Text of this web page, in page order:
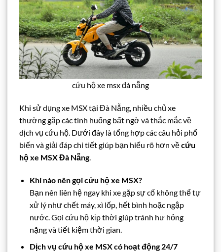
cứu hộ xe msx đà nẵng
Khi sử dụng xe MSX tại Đà Nẵng, nhiều chủ xe
thường gặp các tình huống bất ngờ và thắc mắc về
dịch vụ cứu hộ. Dưới đây là tổng hợp các câu hỏi phổ
biến và giải đáp chi tiết giúp bạn hiểu rõ hơn vềcứu
hộ xe MSX Đà Nẵng.
Khi nào nên gọi cứu hộ xe MSX?
Bạn nên liên hệ ngay khi xe gặp sự cố không thể tự
xử lý như chết máy, xì lốp, hết bình hoặc ngập
nước. Gọi cứu hộ kịp thời giúp tránh hư hỏng
nặng và tiết kiệm thời gian.
Dịch vụ cứu hộ xe MSX có hoạt động 24/7